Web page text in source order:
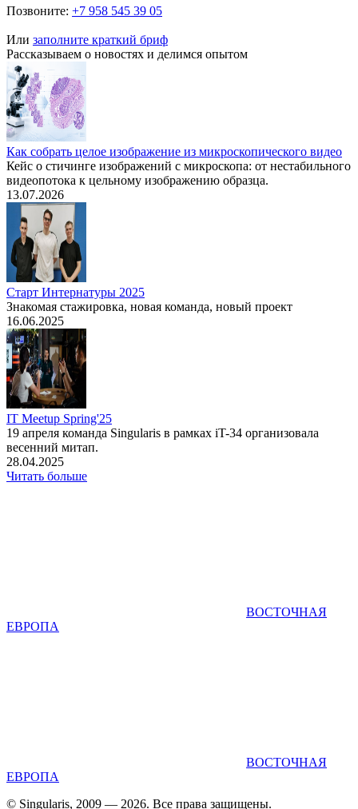
Позвоните: +7 958 545 39 05
Или заполните краткий бриф
Рассказываем о новостях и делимся опытом
Как собрать целое изображение из микроскопического видео
Кейс о стичинге изображений с микроскопа: от нестабильного
видеопотока к цельному изображению образца.
13.07.2026
Старт Интернатуры 2025
Знакомая стажировка, новая команда, новый проект
16.06.2025
IT Meetup Spring'25
19 апреля команда Singularis в рамках iT-34 организовала
весенний митап.
28.04.2025
Читать больше
ВОСТОЧНАЯ
ЕВРОПА
ВОСТОЧНАЯ
ЕВРОПА
© Singularis, 2009 — 2026. Все права защищены.